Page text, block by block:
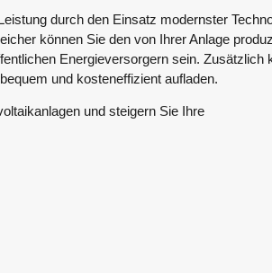
durch den Einsatz modernster
können Sie den von Ihrer Anlage
Energieversorgern sein. Zusätzlich
und kosteneffizient aufladen.
und steigern Sie Ihre